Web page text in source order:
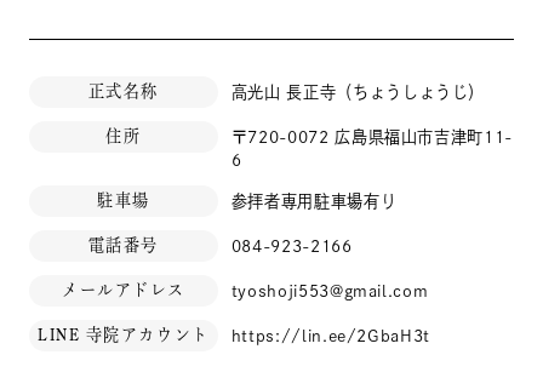
正式名称 高光山 長正寺（ちょうしょうじ）
住所
〒720-0072 広島県福山市吉津町11-
6
駐車場 参拝者専用駐車場有り
電話番号 084-923-2166
メールアドレス tyoshoji553@gmail.com
LINE 寺院アカウント https://lin.ee/2GbaH3t